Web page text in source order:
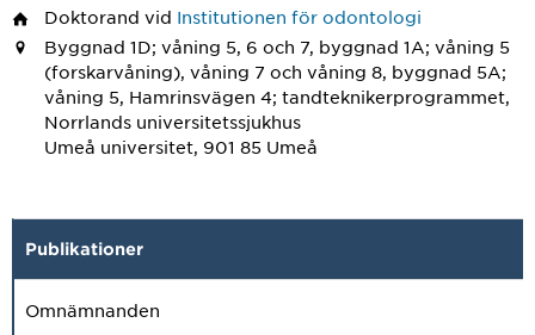
Doktorand vid Institutionen för odontologi
Byggnad 1D; våning 5, 6 och 7, byggnad 1A; våning 5
(forskarvåning), våning 7 och våning 8, byggnad 5A;
våning 5, Hamrinsvägen 4; tandteknikerprogrammet,
Norrlands universitetssjukhus
Umeå universitet, 901 85 Umeå
Publikationer
Omnämnanden